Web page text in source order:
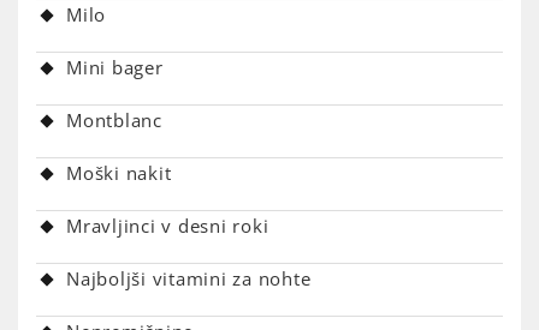
Milo
Mini bager
Montblanc
Moški nakit
Mravljinci v desni roki
Najboljši vitamini za nohte